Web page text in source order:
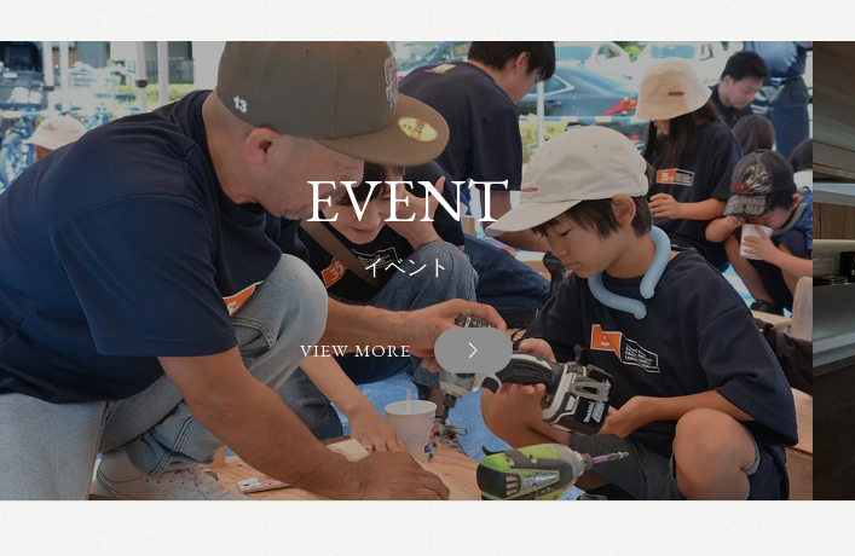
EVENT
イベント
VIEW MORE